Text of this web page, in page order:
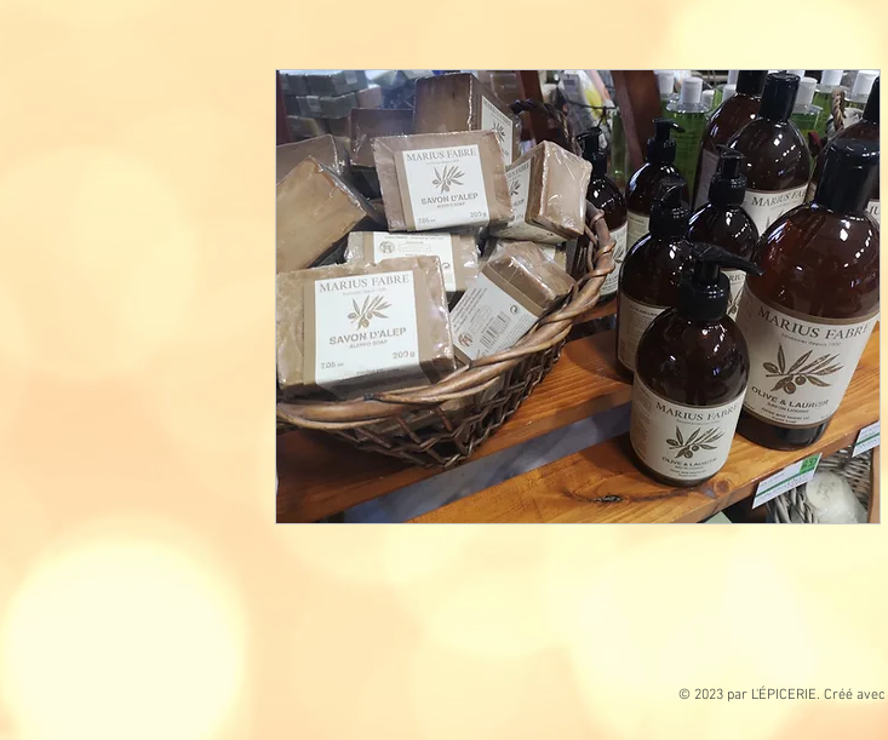
© 2023 par L'ÉPICERIE. Créé avec